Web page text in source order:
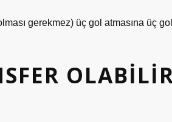
gerekmez) üç gol atmasına üç gol